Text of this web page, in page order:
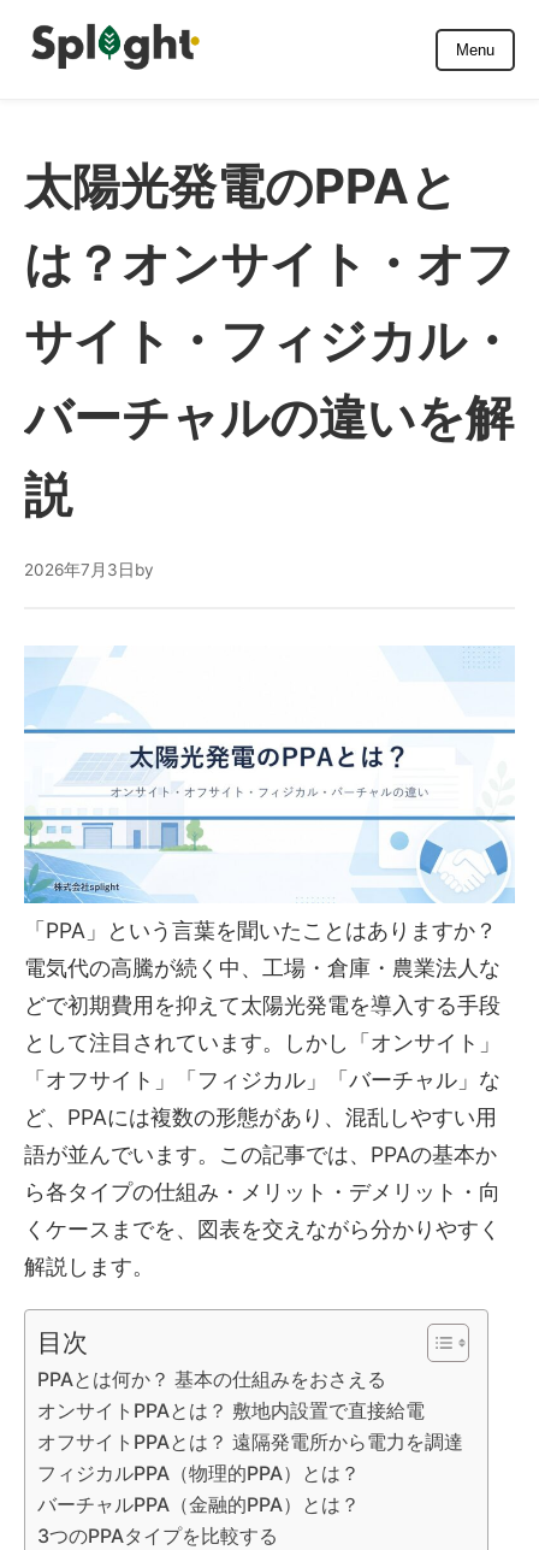
content
Menu
太陽光発電のPPAと
は？オンサイト・オフ
サイト・フィジカル・
バーチャルの違いを解
説
2026年7月3日by
「PPA」という言葉を聞いたことはありますか？
電気代の高騰が続く中、工場・倉庫・農業法人な
どで初期費用を抑えて太陽光発電を導入する手段
として注目されています。しかし「オンサイト」
「オフサイト」「フィジカル」「バーチャル」な
ど、PPAには複数の形態があり、混乱しやすい用
語が並んでいます。この記事では、PPAの基本か
ら各タイプの仕組み・メリット・デメリット・向
くケースまでを、図表を交えながら分かりやすく
解説します。
目次
PPAとは何か？ 基本の仕組みをおさえる
オンサイトPPAとは？ 敷地内設置で直接給電
オフサイトPPAとは？ 遠隔発電所から電力を調達
フィジカルPPA（物理的PPA）とは？
バーチャルPPA（金融的PPA）とは？
3つのPPAタイプを比較する